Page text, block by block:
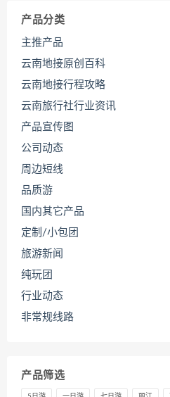
产品分类
主推产品
云南地接原创百科
云南地接行程攻略
云南旅行社行业资讯
产品宣传图
公司动态
周边短线
品质游
国内其它产品
定制/小包团
旅游新闻
纯玩团
行业动态
非常规线路
产品筛选